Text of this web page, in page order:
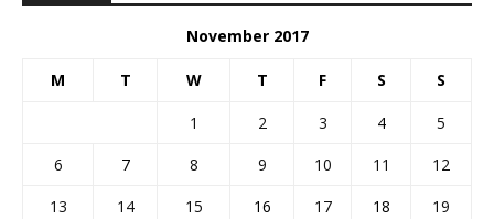
November 2017
M T W T F S S
1 2 3 4
5
6
7 8 9 10 11
12
13
14 15 16 17 18
19